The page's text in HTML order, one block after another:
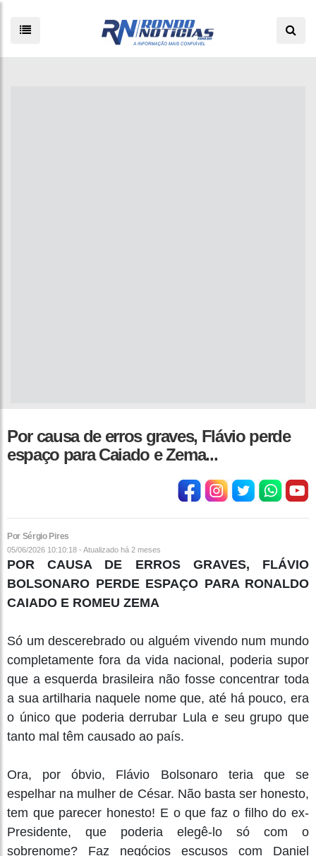
Por causa de erros graves, Flávio perde
espaço para Caiado e Zema...
Por Sérgio Pires
05/06/2026 10:10:18 - Atualizado há 2 meses
POR CAUSA DE ERROS GRAVES, FLÁVIO
BOLSONARO PERDE ESPAÇO PARA RONALDO
CAIADO E ROMEU ZEMA
Só um descerebrado ou alguém vivendo num mundo
completamente fora da vida nacional, poderia supor
que a esquerda brasileira não fosse concentrar toda
a sua artilharia naquele nome que, até há pouco, era
o único que poderia derrubar Lula e seu grupo que
tanto mal têm causado ao país.
Ora, por óbvio, Flávio Bolsonaro teria que se
espelhar na mulher de César. Não basta ser honesto,
tem que parecer honesto! E o que faz o filho do ex-
Presidente, que poderia elegê-lo só com o
sobrenome? Faz negócios escusos com Daniel